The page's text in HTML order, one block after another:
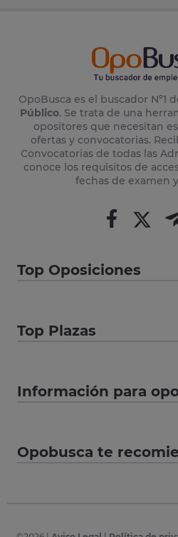
OpoBusca es el buscador Nº1
Público. Se trata de una
opositores que necesitan
ofertas y convocatorias.
Convocatorias de todas las
conoce los requisitos de
fechas de examen
Top Oposiciones
Top Plazas
Información para
Opobusca te